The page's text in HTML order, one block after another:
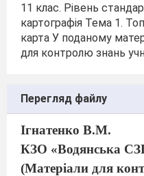
11 клас. Рівень
картографія Тема 1.
карта У поданому
для контролю знань
Перегляд файлу
Ігнатенко В.М.
КЗО «Водянська
(Матеріали для